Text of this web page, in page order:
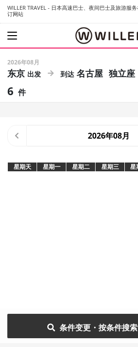
WILLER TRAVEL - 日本高速巴士、夜间巴士及旅游服
订网站
2026年08月
东京 名古屋 独立座
6 件
2026年08月
星期天 星期一 星期二 星期三 星
条件变更・按条件搜索